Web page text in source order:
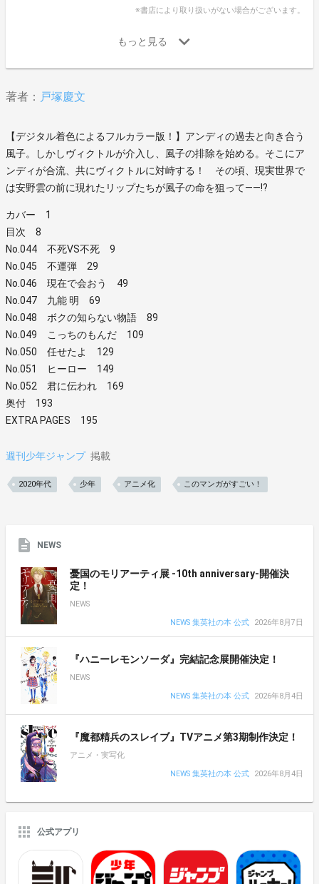
※書店により取り扱いがない場合がございます。
著者： 戸塚慶文
【デジタル着色によるフルカラー版！】アンディの過去と向き合う
風子。しかしヴィクトルが介入し、風子の排除を始める。そこにア
ンディが合流、共にヴィクトルに対峙する！ その頃、現実世界で
は安野雲の前に現れたリップたちが風子の命を狙って――!?
カバー 1
目次 8
No.044 不死VS不死 9
No.045 不運弾 29
No.046 現在で会おう 49
No.047 九能 明 69
No.048 ボクの知らない物語 89
No.049 こっちのもんだ 109
No.050 任せたよ 129
No.051 ヒーロー 149
No.052 君に伝われ 169
奥付 193
EXTRA PAGES 195
週刊少年ジャンプ 掲載
2020年代 少年 アニメ化 このマンガがすごい！
NEWS
憂国のモリアーティ展 -10th anniversary-開催決
定！
NEWS
NEWS 集英社の本 公式
2026年8月7日
『ハニーレモンソーダ』完結記念展開催決定！
NEWS
NEWS 集英社の本 公式
2026年8月4日
『魔都精兵のスレイブ』TVアニメ第3期制作決定！
アニメ・実写化
NEWS 集英社の本 公式
2026年8月4日
公式アプリ